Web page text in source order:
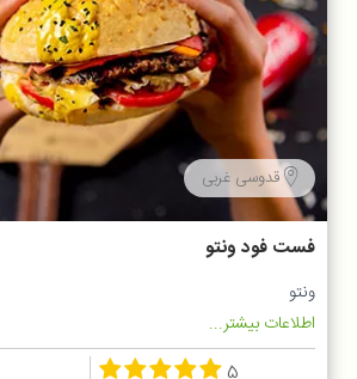
قدوسی غربی
فست فود ونتو
ونتو
اطلاعات بیشتر...